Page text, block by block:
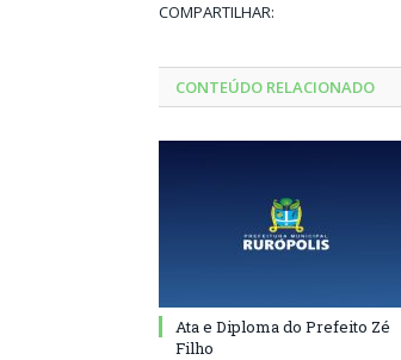
COMPARTILHAR:
CONTEÚDO RELACIONADO
Ata e Diploma do Prefeito Zé
Filho